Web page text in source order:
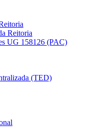
Reitoria
UG 158126 (PAC)
(TED)